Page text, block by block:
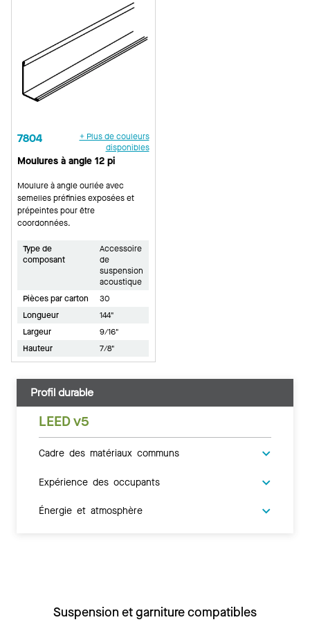
7804
+ Plus de couleurs
disponibles
Moulures à angle 12 pi
Moulure à angle ourlée avec
semelles préfinies exposées et
prépeintes pour être
coordonnées.
Type de
composant
Accessoire
de
suspension
acoustique
Pièces par carton
30
Longueur
144"
Largeur
9/16"
Hauteur
7/8"
Profil durable
LEED v5
Cadre des matériaux communs
Expérience des occupants
Énergie et atmosphère
Suspension et garniture compatibles